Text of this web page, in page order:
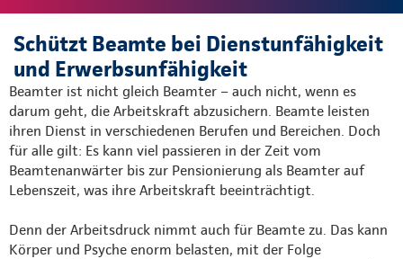
Schützt Beamte bei Dienstunfähigkeit
und Erwerbsunfähigkeit
Beamter ist nicht gleich Beamter – auch nicht, wenn es
darum geht, die Arbeitskraft abzusichern. Beamte leisten
ihren Dienst in verschiedenen Berufen und Bereichen. Doch
für alle gilt: Es kann viel passieren in der Zeit vom
Beamtenanwärter bis zur Pensionierung als Beamter auf
Lebenszeit, was ihre Arbeitskraft beeinträchtigt.
Denn der Arbeitsdruck nimmt auch für Beamte zu. Das kann
Körper und Psyche enorm belasten, mit der Folge